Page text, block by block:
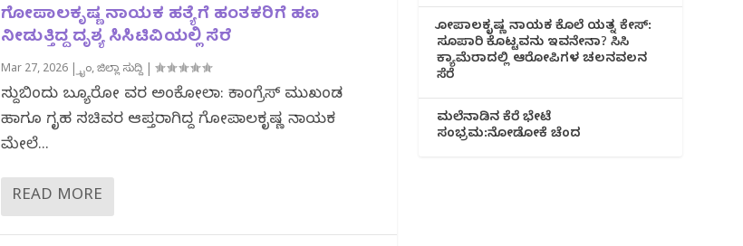
ಗೋಪಾಲಕೃಷ್ಣ ನಾಯಕ ಹತ್ಯೆಗೆ ಹಂತಕರಿಗೆ ಹಣ
ನೀಡುತ್ತಿದ್ದ ದೃಶ್ಯ ಸಿಸಿಟಿವಿಯಲ್ಲಿ ಸೆರೆ
Mar 27, 2026|ಕ್ರೈಂ,ಜಿಲ್ಲಾ ಸುದ್ದಿ|
ಸುದ್ದಿಬಿಂದು ಬ್ಯೂರೋ ವರದಿ ಅಂಕೋಲಾ: ಕಾಂಗ್ರೆಸ್ ಮುಖಂಡ
ಹಾಗೂ ಗೃಹ ಸಚಿವರ ಆಪ್ತರಾಗಿದ್ದ ಗೋಪಾಲಕೃಷ್ಣ ನಾಯಕ
ಮೇಲೆ...
READ MORE
ಗೋಪಾಲಕೃಷ್ಣ ನಾಯಕ ಕೊಲೆ ಯತ್ನ ಕೇಸ್:
ಸೂಪಾರಿ ಕೊಟ್ಟವನು ಇವನೇನಾ? ಸಿಸಿ
ಕ್ಯಾಮೆರಾದಲ್ಲಿ ಆರೋಪಿಗಳ ಚಲನವಲನ
ಸೆರೆ
ಮಲೆನಾಡಿ‌ನ ಕೆರೆ ಭೇಟೆ
ಸಂಭ್ರಮ:ನೋಡೋಕೆ ಚೆಂದ